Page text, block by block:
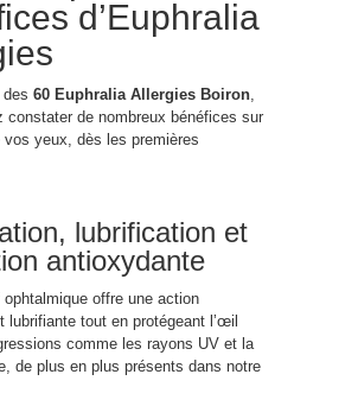
d’Euphralia
60 Euphralia Allergies Boiron
constater de nombreux bénéfices sur
vos yeux, dès les premières
lubrification et
antioxydante
offre une action
lubrifiante tout en protégeant l’œil
comme les rayons UV et la
de plus en plus présents dans notre